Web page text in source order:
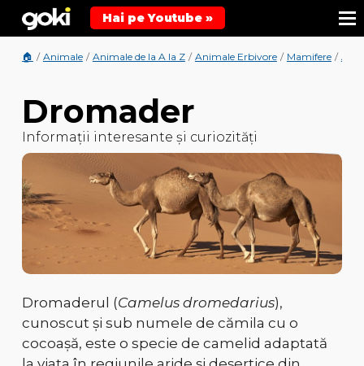
Hai pe Youtube »
🏠 / Animale / Animale de la A la Z / Animale Erbivore / Mamifere /
Dromader
Informații interesante și curiozități
Dromaderul (Camelus dromedarius),
cunoscut și sub numele de cămila cu o
cocoașă, este o specie de camelid adaptată